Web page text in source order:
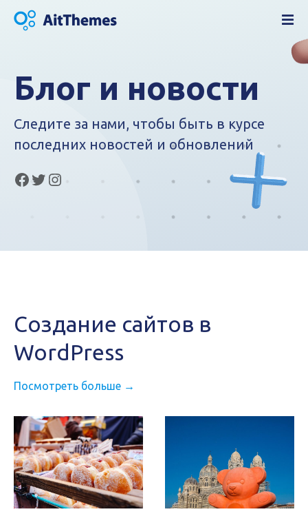
Блог и новости
Следите за нами, чтобы быть в курсе
последних новостей и обновлений
Facebook Twitter Instagram
Создание сайтов в
WordPress
Посмотреть больше →